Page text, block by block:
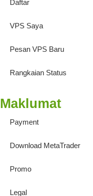
Daftar
VPS Saya
Pesan VPS Baru
Rangkaian Status
Maklumat
Payment
Download MetaTrader
Promo
Legal